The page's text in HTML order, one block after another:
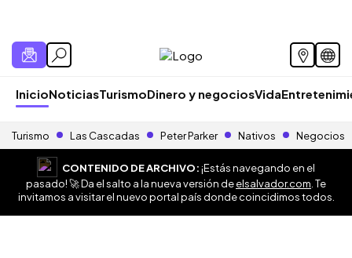
InicioNoticiasTurismoDinero y negociosVida
Turismo Las Cascadas Peter Parker Nativos Negocios
CONTENIDO DE ARCHIVO:¡Estás navegando en el
pasado! 🚀 Da el salto a la nueva versión deelsalvador.com . Te
invitamos a visitar el nuevo portal país donde coincidimos todos.